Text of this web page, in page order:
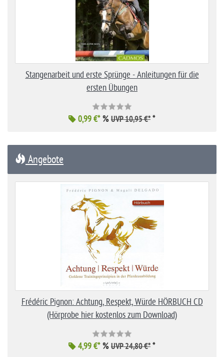
Stangenarbeit und erste Sprünge - Anleitungen für die
ersten Übungen
0,99 €*% UVP 10,95 €* *
Angebote
Frédéric Pignon: Achtung, Respekt, Würde HÖRBUCH CD
(Hörprobe hier kostenlos zum Download)
4,99 €*% UVP 24,80 €* *